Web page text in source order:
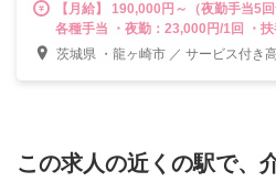
【月給】 190,000円～（夜勤手当5回含む） ■基本給：
各種手当 ・夜勤：23,000円/1回 ・
円～（介護福祉士10,000円） ・住居
茨城県 ・龍ヶ崎市 ／ サービス付き
この求人の近くの駅で、